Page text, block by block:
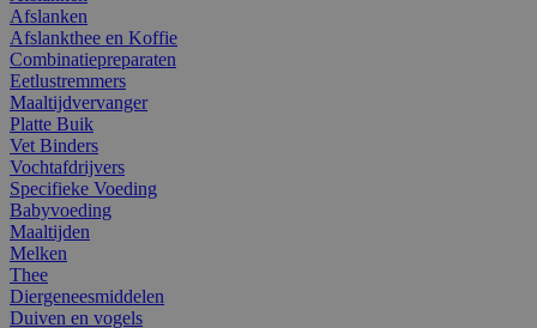
Afslanken
Afslankthee en Koffie
Combinatiepreparaten
Eetlustremmers
Maaltijdvervanger
Platte Buik
Vet Binders
Vochtafdrijvers
Specifieke Voeding
Babyvoeding
Maaltijden
Melken
Thee
Diergeneesmiddelen
Duiven en vogels